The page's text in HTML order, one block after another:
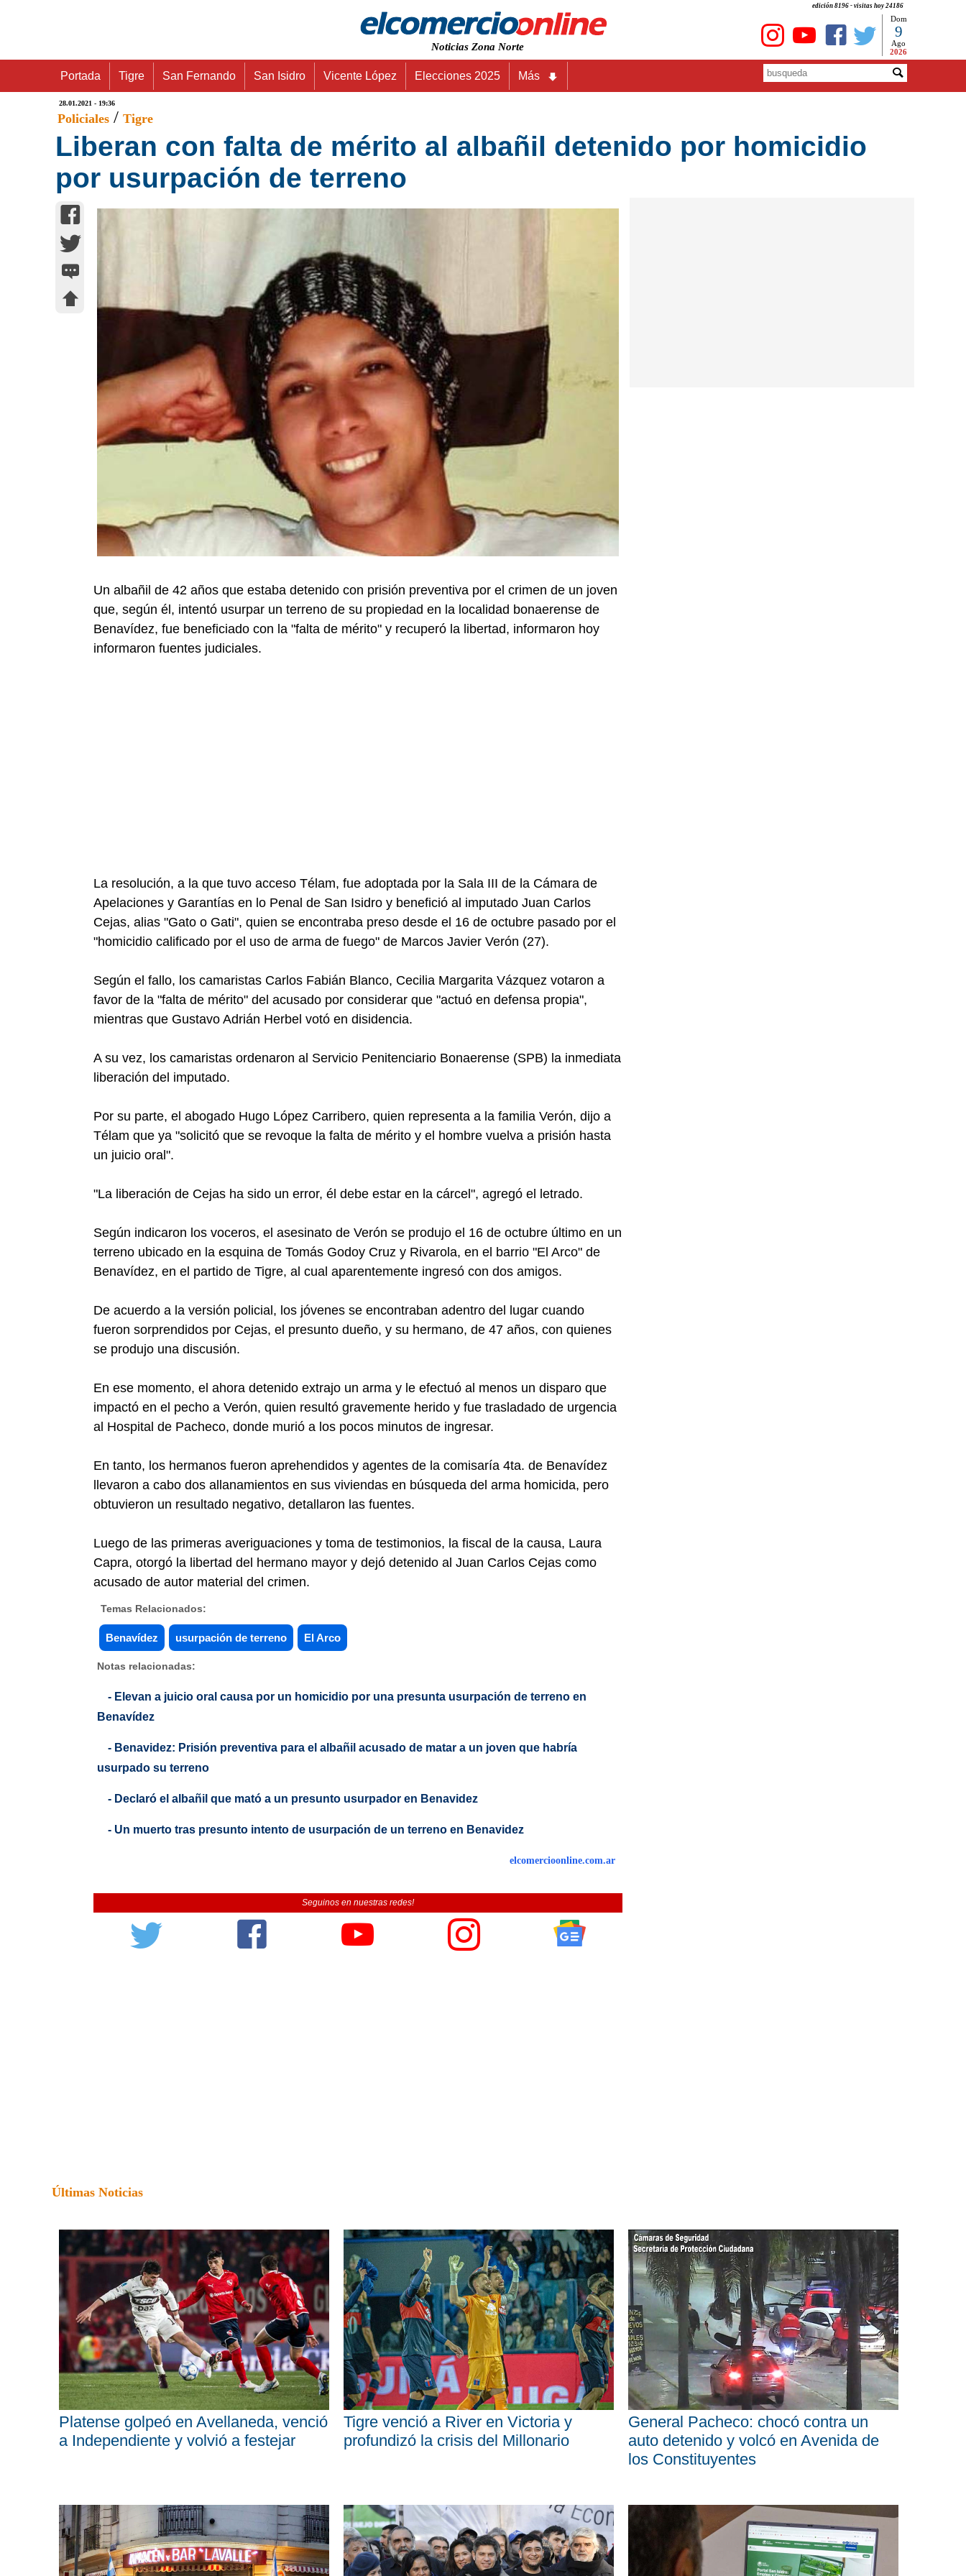
edición 8196 - visitas hoy 24186
Noticias Zona Norte
Dom
9
Ago
2026
Portada Tigre San Fernando San Isidro Vicente López Elecciones 2025 Más
28.01.2021 - 19:36
Policiales / Tigre
Liberan con falta de mérito al albañil detenido por homicidio
por usurpación de terreno
Un albañil de 42 años que estaba detenido con prisión preventiva por el crimen de un joven
que, según él, intentó usurpar un terreno de su propiedad en la localidad bonaerense de
Benavídez, fue beneficiado con la "falta de mérito" y recuperó la libertad, informaron hoy
informaron fuentes judiciales.
La resolución, a la que tuvo acceso Télam, fue adoptada por la Sala III de la Cámara de
Apelaciones y Garantías en lo Penal de San Isidro y benefició al imputado Juan Carlos
Cejas, alias "Gato o Gati", quien se encontraba preso desde el 16 de octubre pasado por el
"homicidio calificado por el uso de arma de fuego" de Marcos Javier Verón (27).
Según el fallo, los camaristas Carlos Fabián Blanco, Cecilia Margarita Vázquez votaron a
favor de la "falta de mérito" del acusado por considerar que "actuó en defensa propia",
mientras que Gustavo Adrián Herbel votó en disidencia.
A su vez, los camaristas ordenaron al Servicio Penitenciario Bonaerense (SPB) la inmediata
liberación del imputado.
Por su parte, el abogado Hugo López Carribero, quien representa a la familia Verón, dijo a
Télam que ya "solicitó que se revoque la falta de mérito y el hombre vuelva a prisión hasta
un juicio oral".
"La liberación de Cejas ha sido un error, él debe estar en la cárcel", agregó el letrado.
Según indicaron los voceros, el asesinato de Verón se produjo el 16 de octubre último en un
terreno ubicado en la esquina de Tomás Godoy Cruz y Rivarola, en el barrio "El Arco" de
Benavídez, en el partido de Tigre, al cual aparentemente ingresó con dos amigos.
De acuerdo a la versión policial, los jóvenes se encontraban adentro del lugar cuando
fueron sorprendidos por Cejas, el presunto dueño, y su hermano, de 47 años, con quienes
se produjo una discusión.
En ese momento, el ahora detenido extrajo un arma y le efectuó al menos un disparo que
impactó en el pecho a Verón, quien resultó gravemente herido y fue trasladado de urgencia
al Hospital de Pacheco, donde murió a los pocos minutos de ingresar.
En tanto, los hermanos fueron aprehendidos y agentes de la comisaría 4ta. de Benavídez
llevaron a cabo dos allanamientos en sus viviendas en búsqueda del arma homicida, pero
obtuvieron un resultado negativo, detallaron las fuentes.
Luego de las primeras averiguaciones y toma de testimonios, la fiscal de la causa, Laura
Capra, otorgó la libertad del hermano mayor y dejó detenido al Juan Carlos Cejas como
acusado de autor material del crimen.
Temas Relacionados:
Benavídez usurpación de terreno El Arco
Notas relacionadas:
- Elevan a juicio oral causa por un homicidio por una presunta usurpación de terreno en
Benavídez
- Benavidez: Prisión preventiva para el albañil acusado de matar a un joven que habría
usurpado su terreno
- Declaró el albañil que mató a un presunto usurpador en Benavidez
- Un muerto tras presunto intento de usurpación de un terreno en Benavidez
elcomercioonline.com.ar
Seguinos en nuestras redes!
Últimas Noticias
Platense golpeó en Avellaneda, venció
a Independiente y volvió a festejar
Tigre venció a River en Victoria y
profundizó la crisis del Millonario
General Pacheco: chocó contra un
auto detenido y volcó en Avenida de
los Constituyentes